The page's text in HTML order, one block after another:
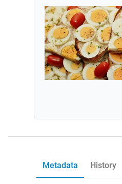
Metadata History